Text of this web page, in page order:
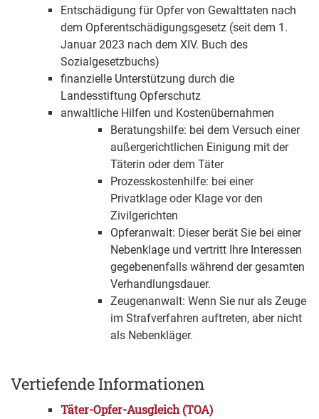
Entschädigung für Opfer von Gewalttaten nach
dem Opferentschädigungsgesetz (seit dem 1.
Januar 2023 nach dem XIV. Buch des
Sozialgesetzbuchs)
finanzielle Unterstützung durch die
Landesstiftung Opferschutz
anwaltliche Hilfen und Kostenübernahmen
Beratungshilfe: bei dem Versuch einer
außergerichtlichen Einigung mit der
Täterin oder dem Täter
Prozesskostenhilfe: bei einer
Privatklage oder Klage vor den
Zivilgerichten
Opferanwalt: Dieser berät Sie bei einer
Nebenklage und vertritt Ihre Interessen
gegebenenfalls während der gesamten
Verhandlungsdauer.
Zeugenanwalt: Wenn Sie nur als Zeuge
im Strafverfahren auftreten, aber nicht
als Nebenkläger.
Vertiefende Informationen
Täter-Opfer-Ausgleich (TOA)